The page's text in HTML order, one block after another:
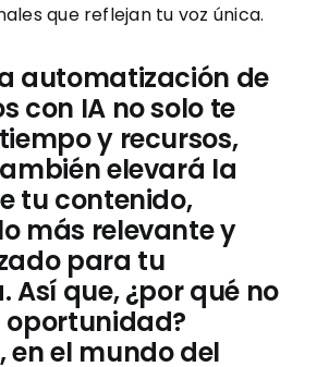
que reflejan tu voz única.
automatización de
con IA no solo te
y recursos,
elevará la
tu contenido,
más relevante y
para tu
Así que, ¿por qué no
en el mundo del